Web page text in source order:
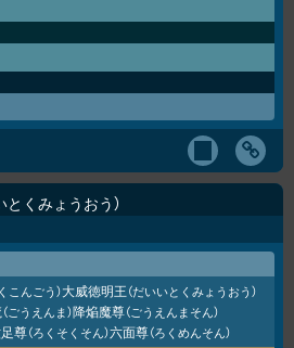
とくみょうおう
こんごう）大威徳明王（だいいとくみょうおう）
（ごうえんま）降焔魔尊（ごうえんまそん）
尊（ろくそくそん）六面尊（ろくめんそん）